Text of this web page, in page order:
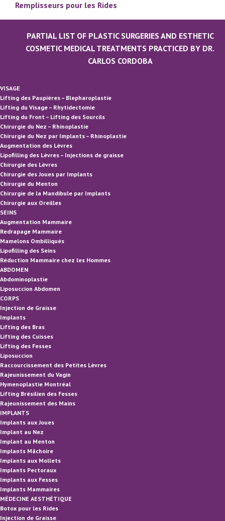
Remplisseurs pour les Rides
PARTIAL LIST OF PLASTIC SURGERIES AND ESTHETIC
COSMETIC MEDICAL TREATMENTS PRACTICED BY DR.
CARLOS CORDOBA
VISAGE
Lifting des Paupières – Blepharoplastie
Lifting du Visage – Rhytidectomie
Lifting du Front – Lifting des Sourcils
Chirurgie du Nez – Rhinoplastie
Chirurgie du Nez par Implants – Rhinoplastie
Augmentation des Lèvres
Lipofilling des Lèvres – Injections de graisse
Chirurgie des Lèvres
Chirurgie des Joues par Implants
Chirurgie du Menton
Chirurgie de la Mandibule par Implants
Chirurgie aux Oreilles
SEINS
Augmentation Mammaire
Redrapage Mammaire
Mamelons Ombilliqués
Lipofilling des Seins
Réduction Mammaire chez les Hommes
ABDOMEN
Abdominoplastie
Liposuccion Abdomen
CORPS
Injection de Graisse
Implants
Lifting des Bras
Lifting des Cuisses
Lifting des Fesses
Liposuccion
Raccourcissement des Petites Lèvres
Rajeunissement du Vagin
Hymenoplastie Montréal
Lifting Brésilien des Fesses
Rajeunissement des Mains
IMPLANTS
Implants aux Joues
Implant au Nez
Implant au Menton
Implants Mâchoire
Implants aux Mollets
Implants Pectoraux
Implants aux Fesses
Implants Mammaires
MÉDECINE AESTHÉTIQUE
Botox pour les Rides
Injection de Graisse